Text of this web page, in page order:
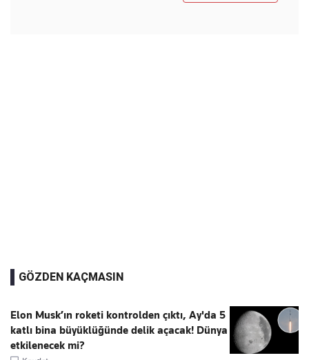
GÖZDEN KAÇMASIN
Elon Musk’ın roketi kontrolden çıktı, Ay'da 5
katlı bina büyüklüğünde delik açacak! Dünya
etkilenecek mi?